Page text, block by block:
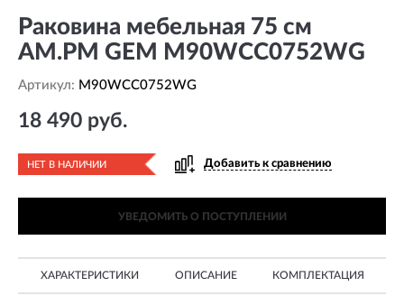
Раковина мебельная 75 см
AM.PM GEM M90WCC0752WG
Артикул: M90WCC0752WG
18 490 руб.
НЕТ В НАЛИЧИИ Добавить к сравнению
УВЕДОМИТЬ О ПОСТУПЛЕНИИ
ХАРАКТЕРИСТИКИ ОПИСАНИЕ КОМПЛЕКТАЦИЯ